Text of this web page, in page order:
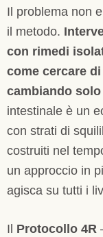
Il problema non
il metodo.
con rimedi
come cercare
cambiando solo
intestinale è un
con strati di
costruiti nel
un approccio in
agisca su tutti i
Il Protocollo 4R